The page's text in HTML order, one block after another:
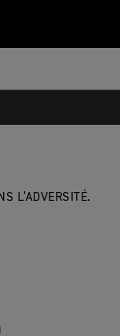
L’ADVERSITÉ.